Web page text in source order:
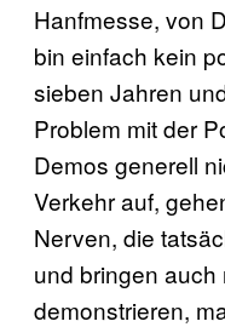
Hanfmesse, von
bin einfach kein
sieben Jahren
Problem mit der
Demos generell
Verkehr auf,
Nerven, die
und bringen
demonstrieren,